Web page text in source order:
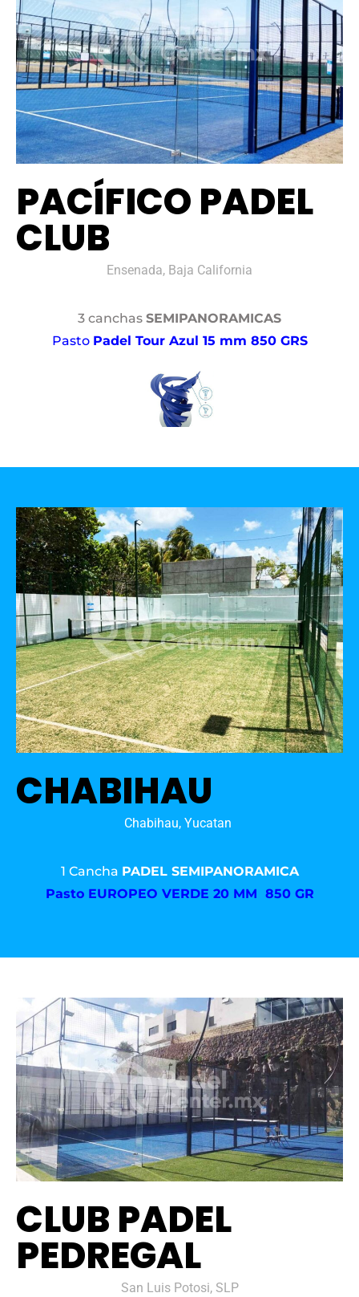
PACÍFICO PADEL
CLUB
Ensenada, Baja California
3 canchas SEMIPANORAMICAS
Pasto Padel Tour Azul 15 mm 850 GRS
CHABIHAU
Chabihau, Yucatan
1 Cancha PADEL SEMIPANORAMICA
Pasto EUROPEO VERDE 20 MM 850 GR
CLUB PADEL
PEDREGAL
San Luis Potosi, SLP